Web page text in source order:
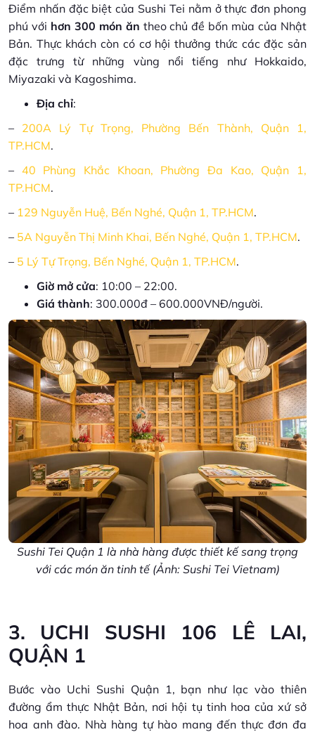
Điểm nhấn đặc biệt của Sushi Tei nằm ở thực đơn phong
phú với hơn 300 món ăn theo chủ đề bốn mùa của Nhật
Bản. Thực khách còn có cơ hội thưởng thức các đặc sản
đặc trưng từ những vùng nổi tiếng như Hokkaido,
Miyazaki và Kagoshima.
Địa chỉ:
– 200A Lý Tự Trọng, Phường Bến Thành, Quận 1,
TP.HCM.
– 40 Phùng Khắc Khoan, Phường Đa Kao, Quận 1,
TP.HCM.
– 129 Nguyễn Huệ, Bến Nghé, Quận 1, TP.HCM.
– 5A Nguyễn Thị Minh Khai, Bến Nghé, Quận 1, TP.HCM.
– 5 Lý Tự Trọng, Bến Nghé, Quận 1, TP.HCM.
Giờ mở cửa: 10:00 – 22:00.
Giá thành: 300.000đ – 600.000VNĐ/người.
Sushi Tei Quận 1 là nhà hàng được thiết kế sang trọng
với các món ăn tinh tế (Ảnh: Sushi Tei Vietnam)
3. UCHI SUSHI 106 LÊ LAI,
QUẬN 1
Bước vào Uchi Sushi Quận 1, bạn như lạc vào thiên
đường ẩm thực Nhật Bản, nơi hội tụ tinh hoa của xứ sở
hoa anh đào. Nhà hàng tự hào mang đến thực đơn đa